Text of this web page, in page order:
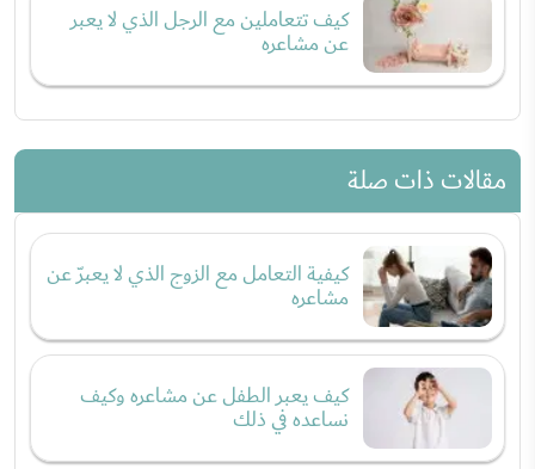
كيف تتعاملين مع الرجل الذي لا يعبر
عن مشاعره
مقالات ذات صلة
كيفية التعامل مع الزوج الذي لا يعبرّ عن
مشاعره
كيف يعبر الطفل عن مشاعره وكيف
نساعده في ذلك